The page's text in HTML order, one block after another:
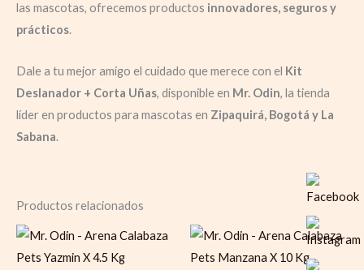
las mascotas, ofrecemos productos innovadores, seguros y
prácticos.
Dale a tu mejor amigo el cuidado que merece con el Kit
Deslanador + Corta Uñas, disponible en Mr. Odin, la tienda
líder en productos para mascotas en Zipaquirá, Bogotá y La
Sabana.
Productos relacionados